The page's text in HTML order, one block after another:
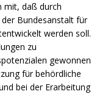
mit, daß durch
Bundesanstalt für
werden soll.
zu
gewonnen
für behördliche
bei der Erarbeitung